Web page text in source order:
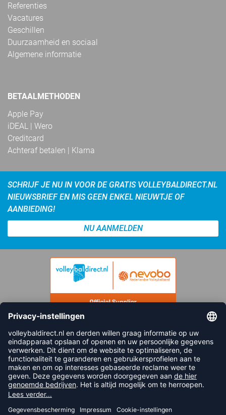
Referenties
Vacatures
Geschillen
Duurzaamheid en sociaal
Algemene informatie
BETAALMETHODEN
Apple Pay
iDEAL | Wero
Creditcard
Achteraf betalen | Klarna
SCHRIJF JE NU IN VOOR DE GRATIS VOLLEYBALDIRECT.NL
NIEUWSBRIEF EN MIS GEEN ENKEL NIEUWTJE OF
AANBIEDING!
NU AANMELDEN
FOLLOW US